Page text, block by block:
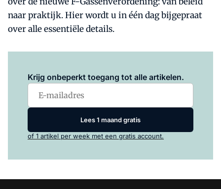
naar praktijk. Hier wordt u in één dag bijgepraat
over alle essentiële details.
Krijg onbeperkt toegang tot alle artikelen.
Lees 1 maand gratis
of 1 artikel per week met een gratis account.